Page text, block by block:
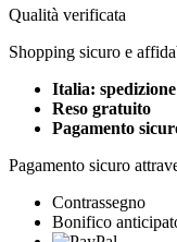
Qualità verificata
Shopping sicuro e
Italia:
Reso gratuito
Pagamento
Pagamento sicuro
Contrassegno
Bonifico